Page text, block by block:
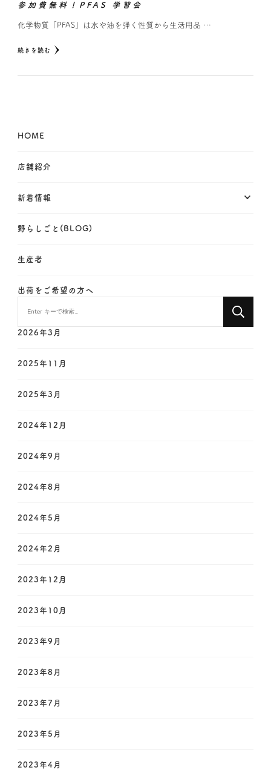
参加費無料！PFAS 学習会
化学物質「PFAS」は水や油を弾く性質から生活用品 …
続きを読む
HOME
店舗紹介
新着情報
野らしごと(BLOG)
生産者
出荷をご希望の方へ
か
し
す
?
2026年3月
2025年11月
2025年3月
2024年12月
2024年9月
2024年8月
2024年5月
2024年2月
2023年12月
2023年10月
2023年9月
2023年8月
2023年7月
2023年5月
2023年4月